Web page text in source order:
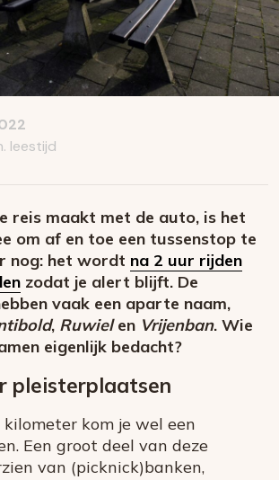
leestijd
reis maakt met de auto, is het
om af en toe een tussenstop te
nog: het wordt na 2 uur rijden
zodat je alert blijft. De
vaak een aparte naam,
, Ruwielen Vrijenban. Wie
eigenlijk bedacht?
pleisterplaatsen
kom je wel een
Een groot deel van deze
van (picknick)banken,